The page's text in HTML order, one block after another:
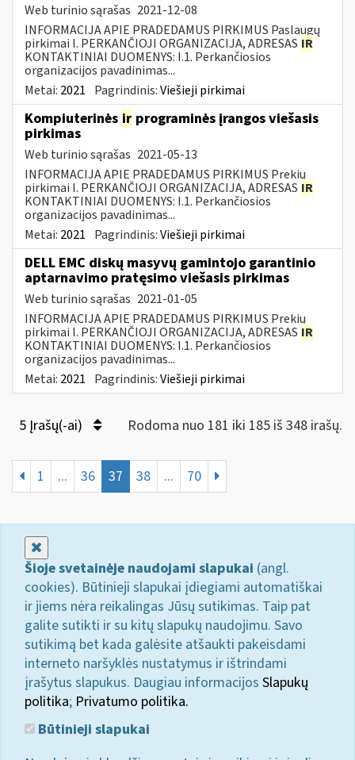
Web turinio sąrašas 2021-12-08
INFORMACIJA APIE PRADEDAMUS PIRKIMUS Paslaugų
pirkimai I. PERKANČIOJI ORGANIZACIJA, ADRESAS IR
KONTAKTINIAI DUOMENYS: I.1. Perkančiosios
organizacijos pavadinimas...
Metai: 2021 Pagrindinis:Viešieji pirkimai
Kompiuterinės ir programinės įrangos viešasis
pirkimas
Web turinio sąrašas 2021-05-13
INFORMACIJA APIE PRADEDAMUS PIRKIMUS Prekių
pirkimai I. PERKANČIOJI ORGANIZACIJA, ADRESAS IR
KONTAKTINIAI DUOMENYS: I.1. Perkančiosios
organizacijos pavadinimas...
Metai: 2021 Pagrindinis:Viešieji pirkimai
DELL EMC diskų masyvų gamintojo garantinio
aptarnavimo pratęsimo viešasis pirkimas
Web turinio sąrašas 2021-01-05
INFORMACIJA APIE PRADEDAMUS PIRKIMUS Prekių
pirkimai I. PERKANČIOJI ORGANIZACIJA, ADRESAS IR
KONTAKTINIAI DUOMENYS: I.1. Perkančiosios
organizacijos pavadinimas...
Metai: 2021 Pagrindinis:Viešieji pirkimai
5 Įrašų(-ai) Rodoma nuo 181 iki 185 iš 348 irašų.
1 ... 36 37 38 ... 70
Šioje svetainėje naudojami slapukai (angl.
cookies). Būtinieji slapukai įdiegiami automatiškai
ir jiems nėra reikalingas Jūsų sutikimas. Taip pat
galite sutikti ir su kitų slapukų naudojimu. Savo
sutikimą bet kada galėsite atšaukti pakeisdami
interneto naršyklės nustatymus ir ištrindami
įrašytus slapukus. Daugiau informacijos Slapukų
politika; Privatumo politika.
Būtinieji slapukai